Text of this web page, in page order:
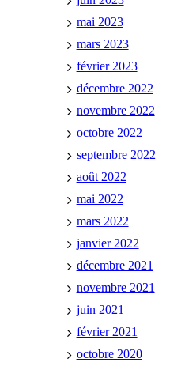
mai 2023
mars 2023
février 2023
décembre 2022
novembre 2022
octobre 2022
septembre 2022
août 2022
mai 2022
mars 2022
janvier 2022
décembre 2021
novembre 2021
juin 2021
février 2021
octobre 2020